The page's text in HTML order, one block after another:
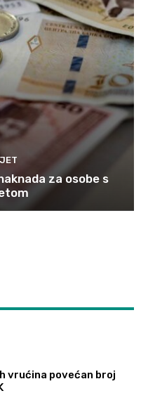
za osobe s
vrućina povećan broj